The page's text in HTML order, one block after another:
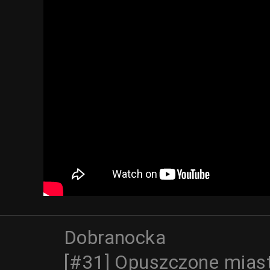
Dobranocka
[#31] Opuszczone